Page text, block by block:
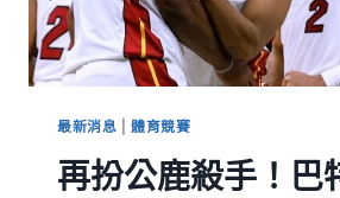
最新消息 |體育競賽
再扮公鹿殺手！巴